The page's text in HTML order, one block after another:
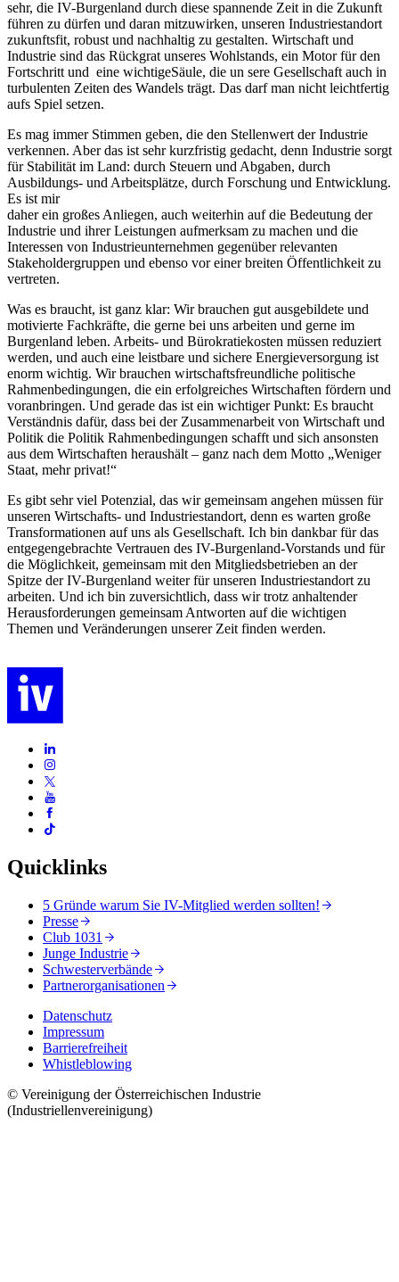
sehr, die IV-Burgenland durch diese spannende Zeit in die Zukunft
führen zu dürfen und daran mitzuwirken, unseren Industriestandort
zukunftsfit, robust und nachhaltig zu gestalten. Wirtschaft und
Industrie sind das Rückgrat unseres Wohlstands, ein Motor für den
Fortschritt und eine wichtigeSäule, die un sere Gesellschaft auch in
turbulenten Zeiten des Wandels trägt. Das darf man nicht leichtfertig
aufs Spiel setzen.
Es mag immer Stimmen geben, die den Stellenwert der Industrie
verkennen. Aber das ist sehr kurzfristig gedacht, denn Industrie sorgt
für Stabilität im Land: durch Steuern und Abgaben, durch
Ausbildungs- und Arbeitsplätze, durch Forschung und Entwicklung.
Es ist mir
daher ein großes Anliegen, auch weiterhin auf die Bedeutung der
Industrie und ihrer Leistungen aufmerksam zu machen und die
Interessen von Industrieunternehmen gegenüber relevanten
Stakeholdergruppen und ebenso vor einer breiten Öffentlichkeit zu
vertreten.
Was es braucht, ist ganz klar: Wir brauchen gut ausgebildete und
motivierte Fachkräfte, die gerne bei uns arbeiten und gerne im
Burgenland leben. Arbeits- und Bürokratiekosten müssen reduziert
werden, und auch eine leistbare und sichere Energieversorgung ist
enorm wichtig. Wir brauchen wirtschaftsfreundliche politische
Rahmenbedingungen, die ein erfolgreiches Wirtschaften fördern und
voranbringen. Und gerade das ist ein wichtiger Punkt: Es braucht
Verständnis dafür, dass bei der Zusammenarbeit von Wirtschaft und
Politik die Politik Rahmenbedingungen schafft und sich ansonsten
aus dem Wirtschaften heraushält – ganz nach dem Motto „Weniger
Staat, mehr privat!“
Es gibt sehr viel Potenzial, das wir gemeinsam angehen müssen für
unseren Wirtschafts- und Industriestandort, denn es warten große
Transformationen auf uns als Gesellschaft. Ich bin dankbar für das
entgegengebrachte Vertrauen des IV-Burgenland-Vorstands und für
die Möglichkeit, gemeinsam mit den Mitgliedsbetrieben an der
Spitze der IV-Burgenland weiter für unseren Industriestandort zu
arbeiten. Und ich bin zuversichtlich, dass wir trotz anhaltender
Herausforderungen gemeinsam Antworten auf die wichtigen
Themen und Veränderungen unserer Zeit finden werden.
Quicklinks
5 Gründe warum Sie IV-Mitglied werden sollten!
Presse
Club 1031
Junge Industrie
Schwesterverbände
Partnerorganisationen
Datenschutz
Impressum
Barrierefreiheit
Whistleblowing
© Vereinigung der Österreichischen Industrie
(Industriellenvereinigung)